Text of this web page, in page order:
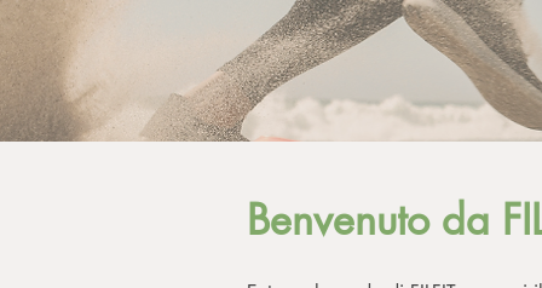
Benvenuto da